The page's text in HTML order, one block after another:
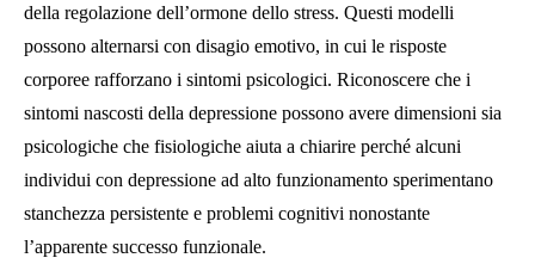
della regolazione dell’ormone dello stress. Questi modelli
possono alternarsi con disagio emotivo, in cui le risposte
corporee rafforzano i sintomi psicologici. Riconoscere che i
sintomi nascosti della depressione possono avere dimensioni sia
psicologiche che fisiologiche aiuta a chiarire perché alcuni
individui con depressione ad alto funzionamento sperimentano
stanchezza persistente e problemi cognitivi nonostante
l’apparente successo funzionale.